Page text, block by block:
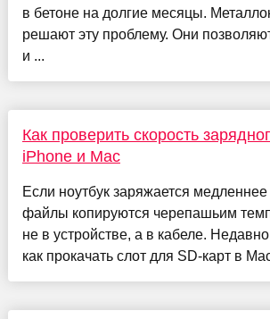
в бетоне на долгие месяцы.
решают эту проблему. Они
и ...
Как проверить скорость
iPhone и Mac
Если ноутбук заряжается
файлы копируются черепашьим
не в устройстве, а в кабеле.
как прокачать слот для SD-карт в